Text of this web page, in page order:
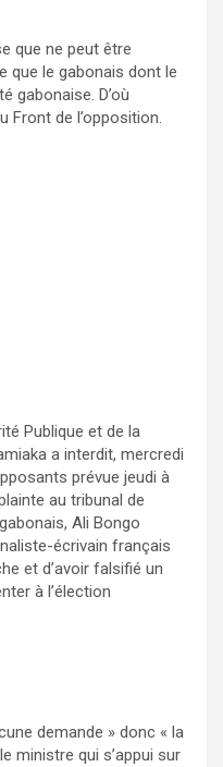
que ne peut être
que le gabonais dont le
gabonaise. D’où
Front de l’opposition.
Publique et de la
a interdit, mercredi
prévue jeudi à
au tribunal de
Ali Bongo
écrivain français
et d’avoir falsifié un
à l’élection
demande » donc « la
ministre qui s’appui sur